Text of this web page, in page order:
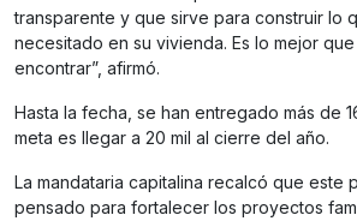
transparente y que sirve para construir lo
necesitado en su vivienda. Es lo mejor
encontrar”, afirmó.
Hasta la fecha, se han entregado más de
meta es llegar a 20 mil al cierre del año.
La mandataria capitalina recalcó que este
pensado para fortalecer los proyectos